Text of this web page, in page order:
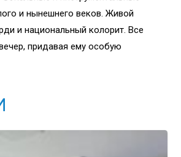
и нынешнего веков. Живой
и национальный колорит. Все
придавая ему особую